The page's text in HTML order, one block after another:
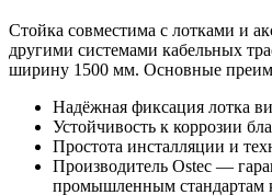
Стойка совместима с лотками и
другими системами кабельных
ширину 1500 мм. Основные
Надёжная фиксация лотка
Устойчивость к коррозии
Простота инсталляции и
Производитель Ostec —
промышленным стандартам